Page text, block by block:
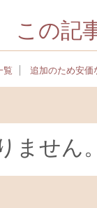
この記
覧 追加のため安価
ません